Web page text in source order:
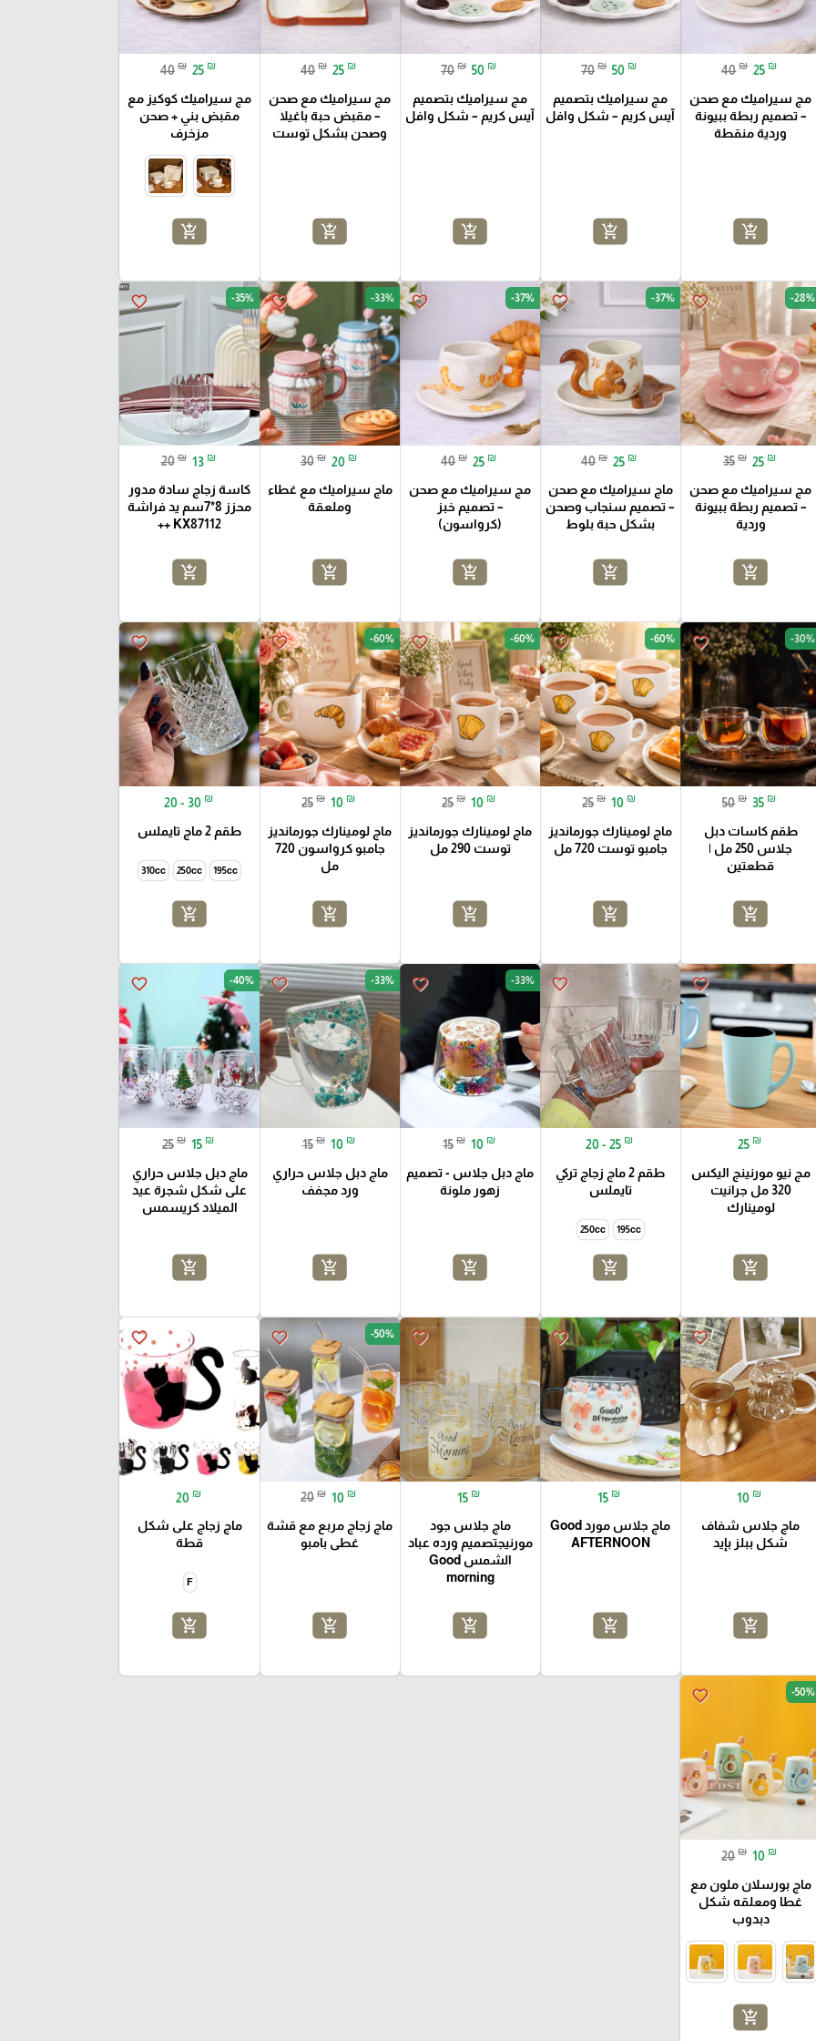
40 ₪ 25 ₪
مج سيراميك مع صحن
– تصميم ربطة ببيونة
وردية منقطة
add_shopping_cart
70 ₪ 50 ₪
مج سيراميك بتصميم
آيس كريم – شكل وافل
add_shopping_cart
70 ₪ 50 ₪
مج سيراميك بتصميم
آيس كريم – شكل وافل
add_shopping_cart
40 ₪ 25 ₪
مج سيراميك مع صحن
– مقبض حبة باغيلا
وصحن بشكل توست
add_shopping_cart
40 ₪ 25 ₪
مج سيراميك كوكيز مع
مقبض بني + صحن
مزخرف
add_shopping_cart
favorite_border -28%
35 ₪ 25 ₪
مج سيراميك مع صحن
– تصميم ربطة ببيونة
وردية
add_shopping_cart
favorite_border -37%
40 ₪ 25 ₪
ماج سيراميك مع صحن
– تصميم سنجاب وصحن
بشكل حبة بلوط
add_shopping_cart
favorite_border -37%
40 ₪ 25 ₪
مج سيراميك مع صحن
– تصميم خبز
(كرواسون)
add_shopping_cart
favorite_border -33%
30 ₪ 20 ₪
ماج سيراميك مع غطاء
وملعقة
add_shopping_cart
favorite_border -35%
20 ₪ 13 ₪
كاسة زجاج سادة مدور
محزز 8*7سم يد فراشة
KX87112 ++
add_shopping_cart
favorite_border -30%
50 ₪ 35 ₪
طقم كاسات دبل
جلاس 250 مل |
قطعتين
add_shopping_cart
favorite_border -60%
25 ₪ 10 ₪
ماج لومينارك جورمانديز
جامبو توست 720 مل
add_shopping_cart
favorite_border -60%
25 ₪ 10 ₪
ماج لومينارك جورمانديز
توست 290 مل
add_shopping_cart
favorite_border -60%
25 ₪ 10 ₪
ماج لومينارك جورمانديز
جامبو كرواسون 720
مل
add_shopping_cart
favorite_border
20 - 30 ₪
طقم 2 ماج تايملس
195cc
250cc
310cc
add_shopping_cart
favorite_border
25 ₪
مج نيو مورنينج اليكس
320 مل جرانيت
لومينارك
add_shopping_cart
favorite_border
20 - 25 ₪
طقم 2 ماج زجاج تركي
تايملس
195cc
250cc
add_shopping_cart
favorite_border -33%
15 ₪ 10 ₪
ماج دبل جلاس - تصميم
زهور ملونة
add_shopping_cart
favorite_border -33%
15 ₪ 10 ₪
ماج دبل جلاس حراري
ورد مجفف
add_shopping_cart
favorite_border -40%
25 ₪ 15 ₪
ماج دبل جلاس حراري
على شكل شجرة عيد
الميلاد كريسمس
add_shopping_cart
favorite_border
10 ₪
ماج جلاس شفاف
شكل ببلز بإيد
add_shopping_cart
favorite_border
15 ₪
ماج جلاس مورد Good
AFTERNOON
add_shopping_cart
favorite_border
15 ₪
ماج جلاس جود
مورنيجتصميم ورده عباد
الشمس Good
morning
add_shopping_cart
favorite_border -50%
20 ₪ 10 ₪
ماج زجاج مربع مع قشة
غطى بامبو
add_shopping_cart
favorite_border
20 ₪
ماج زجاج على شكل
قطة
F
add_shopping_cart
favorite_border -50%
20 ₪ 10 ₪
ماج بورسلان ملون مع
غطا ومعلقه شكل
دبدوب
add_shopping_cart